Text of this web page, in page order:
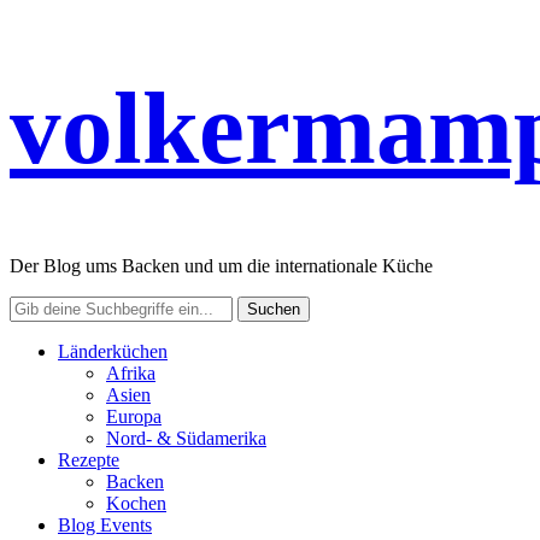
Der Blog ums Backen und um die internationale Küche
Länderküchen
Afrika
Asien
Europa
Nord- & Südamerika
Rezepte
Backen
Kochen
Blog Events